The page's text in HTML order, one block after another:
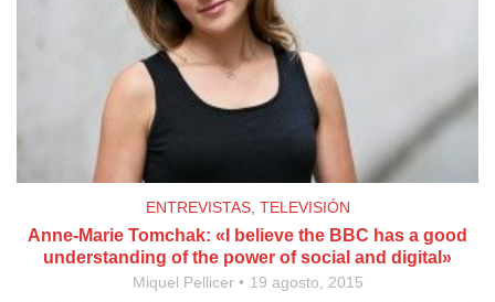
ENTREVISTAS, TELEVISIÓN
Anne-Marie Tomchak: «I believe the BBC has a good
understanding of the power of social and digital»
Miquel Pellicer 19 agosto, 2015